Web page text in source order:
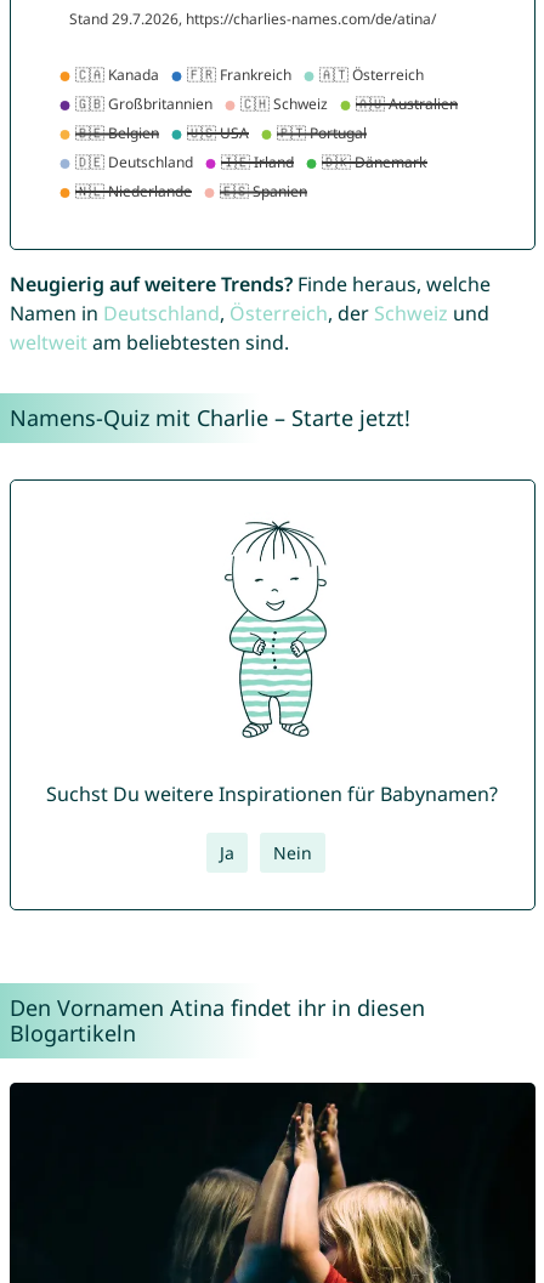
Neugierig auf weitere Trends?Finde heraus, welche
Namen in Deutschland, Österreich, der Schweiz und
weltweitam beliebtesten sind.
Namens-Quiz mit Charlie – Starte jetzt!
Suchst Du weitere Inspirationen für Babynamen?
Ja Nein
Den Vornamen Atina findet ihr in diesen
Blogartikeln